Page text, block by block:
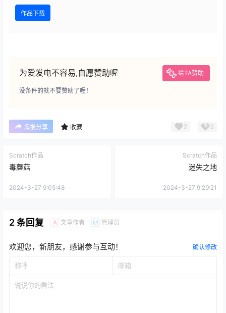
作品下载
为爱发电不容易,自愿赞助喔 给TA赞助
没条件的就不要赞助了喔！
海报分享 收藏 2 0
Scratch作品
毒蘑菇
2024-3-27 9:05:48
Scratch作品
迷失之地
2024-3-27 9:29:21
2 条回复 A 文章作者 M 管理员
欢迎您，新朋友，感谢参与互动！ 确认修改